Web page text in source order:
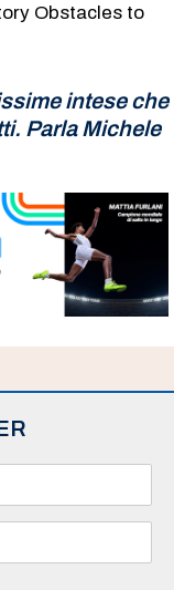
Obstacles to
intese che
Parla Michele